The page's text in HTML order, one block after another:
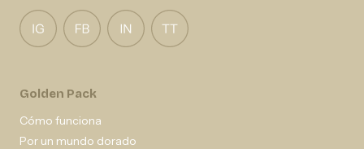
Golden Pack
Cómo funciona
Por un mundo dorado